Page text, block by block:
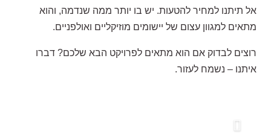
אל תיתנו למחיר להטעות. יש בו יותר ממה שנדמה, והוא
מתאים למגוון עצום של יישומים מוזיקליים ואולפניים.
רוצים לבדוק אם הוא מתאים לפרויקט הבא שלכם? דברו
איתנו – נשמח לעזור.